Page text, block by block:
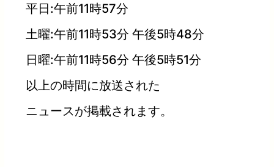
平日:午前11時57分
土曜:午前11時53分 午後5時48分
日曜:午前11時56分 午後5時51分
以上の時間に放送された
ニュースが掲載されます。